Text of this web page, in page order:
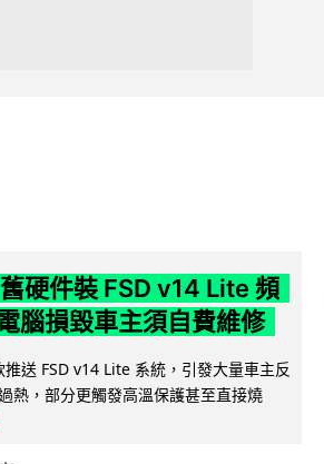
硬件裝 FSD v14 Lite 頻
腦損毀車主須自費維修
送 FSD v14 Lite 系統，引發大量車主反
熱，部分更觸發高溫保護甚至直接燒